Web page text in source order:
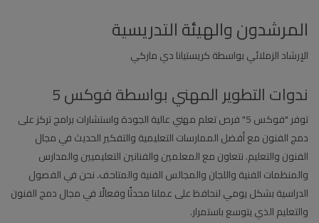
المرشدون والهيئة التدريسية
الإرشاد الزملائي بواسطة كريستيانا دي ماركي
ندوات التطوير المهني بواسطة فوكس 5
توفر "فوكس 5" فرص تعلم مهني عالية الجودة واستشارات برامج تركز على
دمج الفنون مع أفضل الممارسات التعليمية والتفكير الحديث في مجال
الفنون والتعليم. نتعاون مع المعلمين والفنانين التعليميين والمدارس
والمنظمات الفنية واللجان والمجالس الفنية والمتاحف. نحن في الفصول
الدراسية بشكل يومي لنحافظ على عملنا محدثًا وفعالًا في مجال دمج الفنون
والتعليم الذي يتوسع باستمرار.